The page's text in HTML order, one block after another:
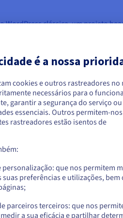
clássica, um projeto
WPGraphQL.
do conteúdo ou a gestão
aumentar o trabalho necessário.
blogue pessoal ou uma
desempenho, flexibilidade e
Next.js, Vue ou React,
em Estados
terá de consultar e criar uma conta
Unidos
USD - $
ou
é a nossa
cookies e outros rastreadores no
necessários para o
garantir a segurança do serviço ou
essenciais. Outros permitem-
rastreadores estão isentos de
que nos permitem
suas preferências e utilizações, bem
parceiros terceiros: que nos
a sua eficácia e partilhar